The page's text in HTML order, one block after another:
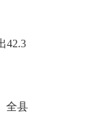
42.3
全县